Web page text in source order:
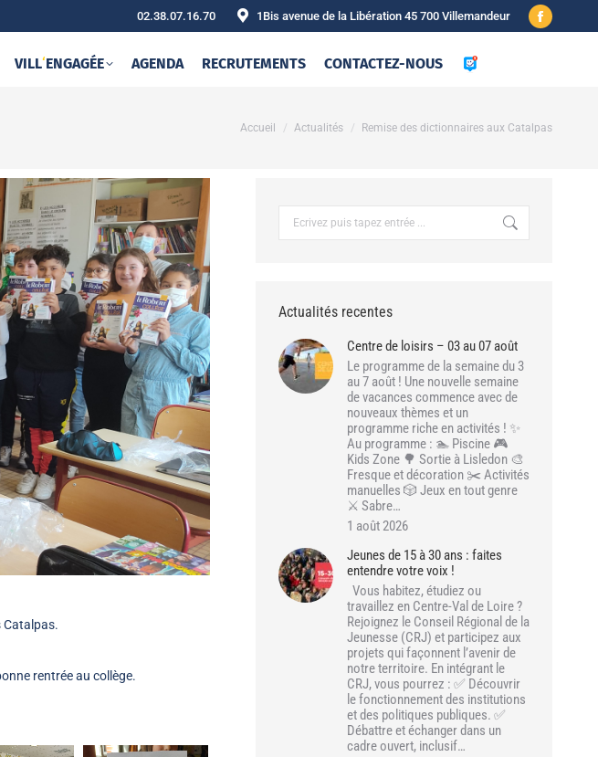
02.38.07.16.70 1Bis avenue de la Libération 45 700 Villemandeur
Facebook
new
VILL‘ENGAGÉE AGENDA RECRUTEMENTS CONTACTEZ-NOUS
Vous êtes ici :
Accueil Actualités Remise des dictionnaires aux Catalpas
Catalpas.
rentrée au collège.
Actualités recentes
Centre de loisirs – 03 au 07 août
Le programme de la semaine du 3
au 7 août ! Une nouvelle semaine
de vacances commence avec de
nouveaux thèmes et un
programme riche en activités ! ✨
Au programme : 🏊 Piscine 🎮
Kids Zone 🌳 Sortie à Lisledon 🎨
Fresque et décoration ✂️ Activités
manuelles 🎲 Jeux en tout genre
⚔️ Sabre…
1 août 2026
Jeunes de 15 à 30 ans : faites
entendre votre voix !
Vous habitez, étudiez ou
travaillez en Centre-Val de Loire ?
Rejoignez le Conseil Régional de la
Jeunesse (CRJ) et participez aux
projets qui façonnent l’avenir de
notre territoire. En intégrant le
CRJ, vous pourrez : ✅ Découvrir
le fonctionnement des institutions
et des politiques publiques. ✅
Débattre et échanger dans un
cadre ouvert, inclusif…